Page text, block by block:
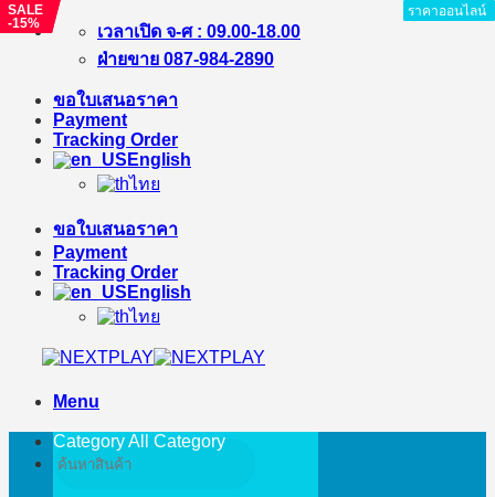
Skip
เวลาเปิด จ-ศ : 09.00-18.00
ฝ่ายขาย 087-984-2890
ขอใบเสนอราคา
Payment
Tracking Order
English
ไทย
ขอใบเสนอราคา
Payment
Tracking Order
English
ไทย
Menu
Search
for:
Category All Category
ราคาออนไลน์
SALE
-15%
ราคาออนไลน์
ราคาออนไลน์
SALE
-22%
ราคาออนไลน์
ราคาออนไลน์
ราคาออนไลน์
ราคาออนไลน์
ราคาออนไลน์
ราคาออนไลน์